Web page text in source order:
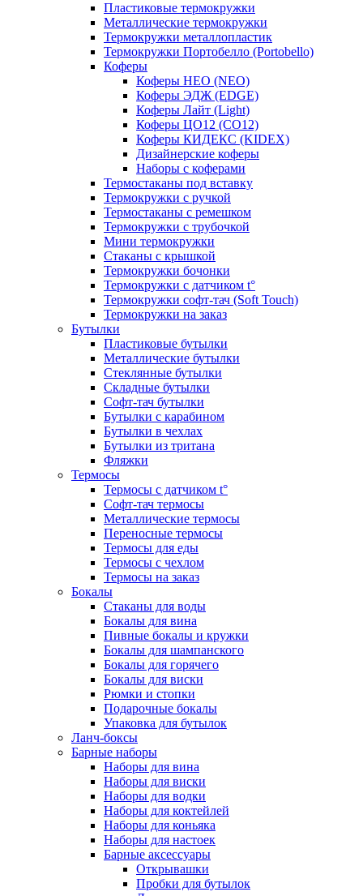
Пластиковые термокружки
Металлические термокружки
Термокружки металлопластик
Термокружки Портобелло (Portobello)
Коферы
Коферы НЕО (NEO)
Коферы ЭДЖ (EDGE)
Коферы Лайт (Light)
Коферы ЦО12 (CO12)
Коферы КИДЕКС (KIDEX)
Дизайнерские коферы
Наборы с коферами
Термостаканы под вставку
Термокружки с ручкой
Термостаканы с ремешком
Термокружки с трубочкой
Мини термокружки
Стаканы с крышкой
Термокружки бочонки
Термокружки с датчиком t°
Термокружки софт-тач (Soft Touch)
Термокружки на заказ
Бутылки
Пластиковые бутылки
Металлические бутылки
Стеклянные бутылки
Складные бутылки
Софт-тач бутылки
Бутылки с карабином
Бутылки в чехлах
Бутылки из тритана
Фляжки
Термосы
Термосы с датчиком t°
Софт-тач термосы
Металлические термосы
Переносные термосы
Термосы для еды
Термосы с чехлом
Термосы на заказ
Бокалы
Стаканы для воды
Бокалы для вина
Пивные бокалы и кружки
Бокалы для шампанского
Бокалы для горячего
Бокалы для виски
Рюмки и стопки
Подарочные бокалы
Упаковка для бутылок
Ланч-боксы
Барные наборы
Наборы для вина
Наборы для виски
Наборы для водки
Наборы для коктейлей
Наборы для коньяка
Наборы для настоек
Барные аксессуары
Открывашки
Пробки для бутылок